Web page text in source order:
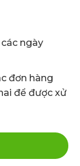
ngày
đơn hàng
để được xử